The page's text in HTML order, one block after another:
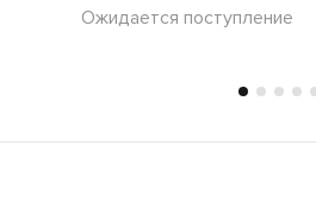
Ожидается поступление